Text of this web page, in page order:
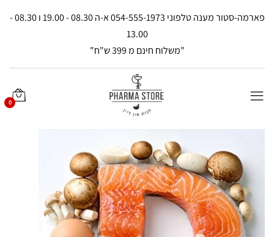
פארמה-סטור מענה טלפוני 054-555-1973 א-ה 08.30 - 19.00 ו 08.30 -
13.00
"משלוח חינם מ 399 ש"ח"
0